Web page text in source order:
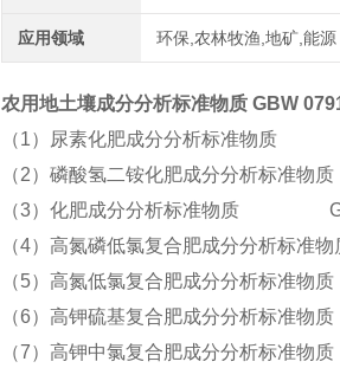
应用领域 环保,农林牧渔,地矿,能源
农用地土壤成分分析标准物质 GBW
（1）尿素化肥成分分析标准物质
（2）磷酸氢二铵化肥成分分析标准物
（3）化肥成分分析标准物质
（4）高氮磷低氯复合肥成分分析标准
（5）高氮低氯复合肥成分分析标准物
（6）高钾硫基复合肥成分分析标准物
（7）高钾中氯复合肥成分分析标准物